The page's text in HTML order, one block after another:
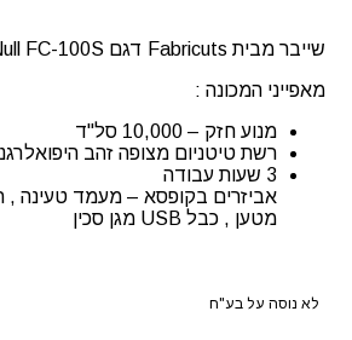
שייבר מבית Fabricuts דגם Null FC-100S
מאפייני המכונה :
מנוע חזק – 10,000 סל"ד
רשת טיטניום מצופה זהב
3 שעות עבודה
אביזרים בקופסא – מעמד טעינה ,
מטען , כבל USB מגן סכין
לא נוסה על בע"ח